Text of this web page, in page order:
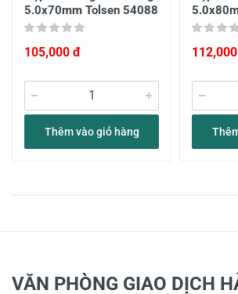
5.0x70mm Tolsen 54088
105,000 đ
Thêm vào giỏ hàng
VĂN PHÒNG GIAO DỊCH